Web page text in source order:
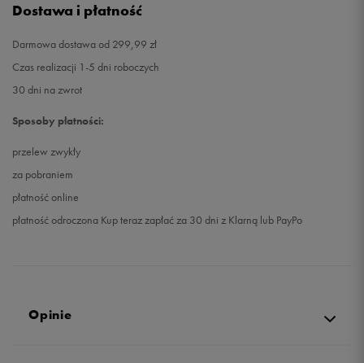
Dostawa i płatność
Darmowa dostawa od 299,99 zł
Czas realizacji 1-5 dni roboczych
30 dni na zwrot
Sposoby płatności:
przelew zwykły
za pobraniem
płatność online
płatność odroczona Kup teraz zapłać za 30 dni z Klarną lub PayPo
Opinie